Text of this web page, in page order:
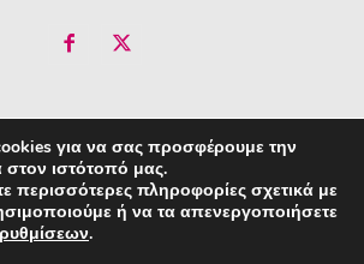
για να σας προσφέρουμε την
στον ιστότοπό μας.
περισσότερες πληροφορίες σχετικά με
ή να τα απενεργοποιήσετε
ρυθμίσεων.